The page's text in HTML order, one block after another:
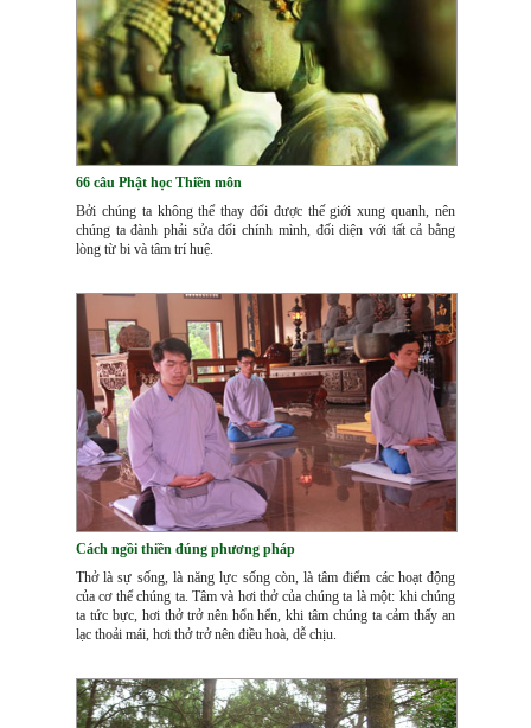
66 câu Phật học Thiền môn
Bởi chúng ta không thể thay đổi được thế giới xung quanh, nên
chúng ta đành phải sửa đổi chính mình, đối diện với tất cả bằng
lòng từ bi và tâm trí huệ.
Cách ngồi thiền đúng phương pháp
Thở là sự sống, là năng lực sống còn, là tâm điểm các hoạt động
của cơ thể chúng ta. Tâm và hơi thở của chúng ta là một: khi chúng
ta tức bực, hơi thở trở nên hổn hển, khi tâm chúng ta cảm thấy an
lạc thoải mái, hơi thở trở nên điều hoà, dễ chịu.